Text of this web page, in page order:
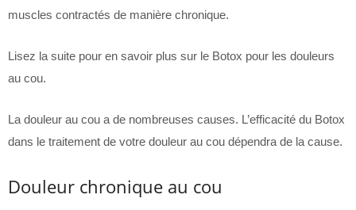
muscles contractés de manière chronique.
Lisez la suite pour en savoir plus sur le Botox pour les douleurs
au cou.
La douleur au cou a de nombreuses causes. L’efficacité du Botox
dans le traitement de votre douleur au cou dépendra de la cause.
Douleur chronique au cou